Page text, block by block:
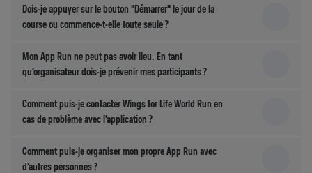
Dois-je appuyer sur le bouton "Démarrer" le jour de la
course ou commence-t-elle toute seule ?
Mon App Run ne peut pas avoir lieu. En tant
qu'organisateur dois-je prévenir mes participants ?
Comment puis-je contacter Wings for Life World Run en
cas de problème avec l'application ?
Comment puis-je organiser mon propre App Run avec
d'autres personnes ?